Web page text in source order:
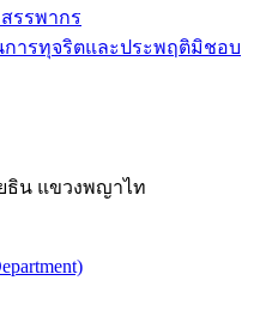
รรพากร
การทุจริตและประพฤติมิชอบ
ธิน แขวงพญาไท